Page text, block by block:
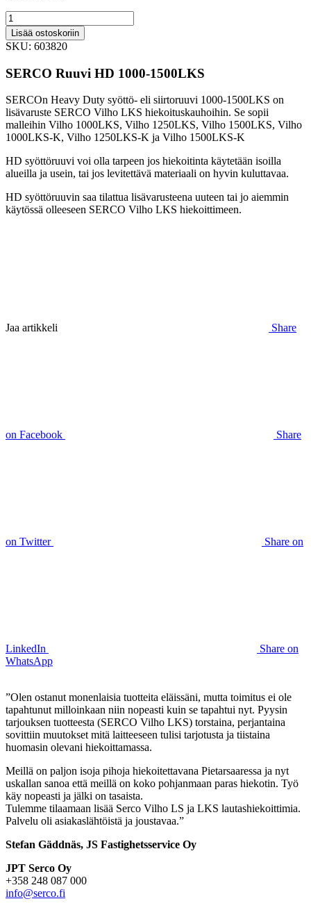
SERCO
siirtoruuvi
HD
1000-
1500LKS
(603820)
Lisää ostoskoriin
SKU: 603820
SERCO Ruuvi HD 1000-1500LKS
SERCOn Heavy Duty syöttö- eli siirtoruuvi 1000-1500LKS on
lisävaruste SERCO Vilho LKS hiekoituskauhoihin. Se sopii
malleihin Vilho 1000LKS, Vilho 1250LKS, Vilho 1500LKS, Vilho
1000LKS-K, Vilho 1250LKS-K ja Vilho 1500LKS-K
HD syöttöruuvi voi olla tarpeen jos hiekoitinta käytetään isoilla
alueilla ja usein, tai jos levitettävä materiaali on hyvin kuluttavaa.
HD syöttöruuvin saa tilattua lisävarusteena uuteen tai jo aiemmin
käytössä olleeseen SERCO Vilho LKS hiekoittimeen.
Jaa artikkeli Share
on Facebook Share
on Twitter Share on
LinkedIn
Share on
WhatsApp
”Olen ostanut monenlaisia tuotteita eläissäni, mutta toimitus ei ole
tapahtunut milloinkaan niin nopeasti kuin se tapahtui nyt. Pyysin
tarjouksen tuotteesta (SERCO Vilho LKS) torstaina, perjantaina
sovittiin muutokset mitä laitteeseen tulisi tarjotusta ja tiistaina
huomasin olevani hiekoittamassa.
Meillä on paljon isoja pihoja hiekoitettavana Pietarsaaressa ja nyt
uskallan sanoa että meillä on koko pohjanmaan paras hiekotin. Työ
käy nopeasti ja jälki on tasaista.
Tulemme tilaamaan lisää Serco Vilho LS ja LKS lautashiekoittimia.
Palvelu oli asiakaslähtöistä ja joustavaa.”
Stefan Gäddnäs, JS Fastighetsservice Oy
JPT Serco Oy
+358 248 087 000
info@serco.fi